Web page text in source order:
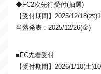
◆FC2次先行受付(抽選)
【受付期間】2025/12/18(木
当落発表：2025/12/26(金)
■FC先着受付
【受付期間】2026/1/10(土